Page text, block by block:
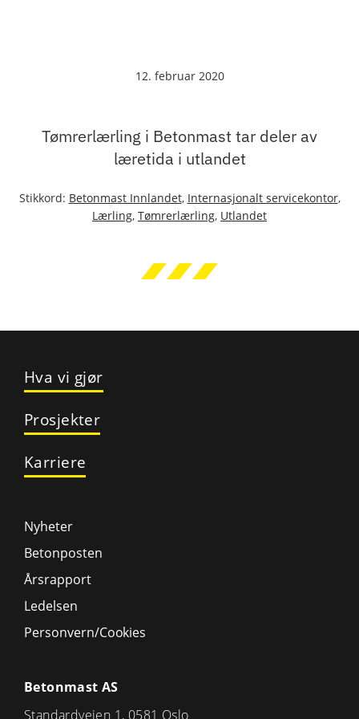
12. februar 2020
Tømrerlærling i Betonmast tar deler av
læretida i utlandet
Stikkord: Betonmast Innlandet, Internasjonalt servicekontor,
Lærling, Tømrerlærling, Utlandet
Hva vi gjør
Prosjekter
Karriere
Nyheter
Betonposten
Årsrapport
Ledelsen
Personvern/Cookies
Betonmast AS
Standardveien 1, 0581 Oslo